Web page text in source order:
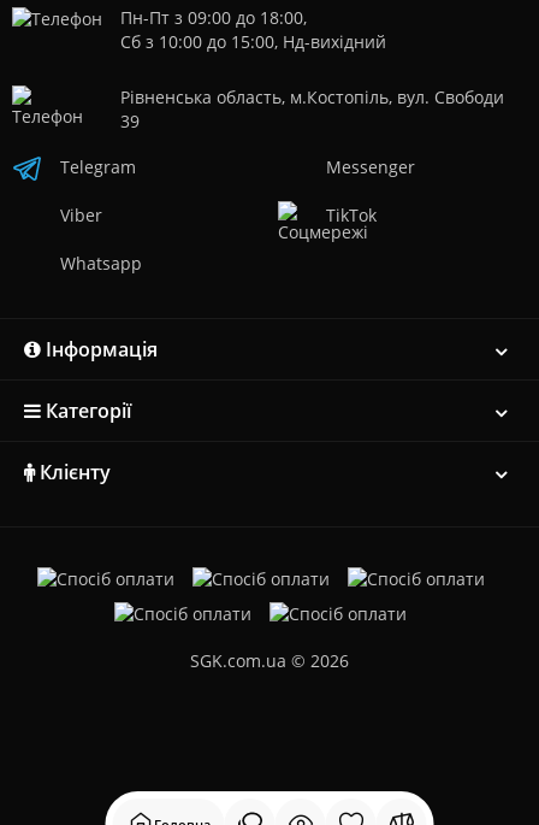
Пн-Пт з 09:00 до 18:00,
Сб з 10:00 до 15:00, Нд-вихідний
Рівненська область, м.Костопіль, вул. Свободи
39
Telegram
Viber
Whatsapp
Messenger
TikTok
Інформація
Категорії
Клієнту
SGK.com.ua © 2026